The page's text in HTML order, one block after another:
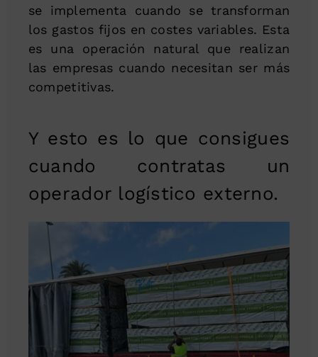
se implementa cuando se transforman
los gastos fijos en costes variables. Esta
es una operación natural que realizan
las empresas cuando necesitan ser más
competitivas.
Y esto es lo que consigues
cuando contratas un
operador logístico externo.